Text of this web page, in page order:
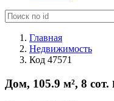
Главная
Недвижимость
Код 47571
Дом, 105.9 м², 8 сот.